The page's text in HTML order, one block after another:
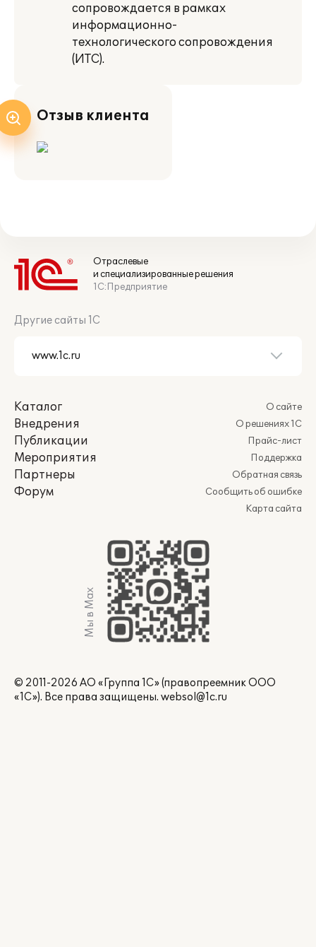
сопровождается в рамках
информационно-
технологического сопровождения
(ИТС).
Отзыв клиента
Отраслевые
и специализированные решения
1С:Предприятие
Другие сайты 1С
Каталог
Внедрения
Публикации
Мероприятия
Партнеры
Форум
О сайте
О решениях 1С
Прайс-лист
Поддержка
Обратная связь
Сообщить об ошибке
Карта сайта
Мы в Max
© 2011-2026 АО «Группа 1С» (правопреемник ООО
«1С»). Все права защищены. websol@1c.ru